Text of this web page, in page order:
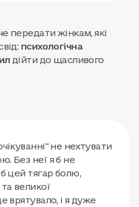
передати жінкам, які
психологічна
дійти до щасливого
не нехтувати
Без неї я б не
цей тягар болю,
великої
врятувало, і я дуже